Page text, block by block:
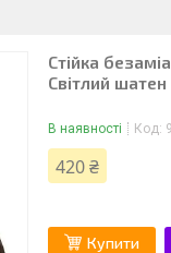
Стійка
Світлий
В наявності Код:
420 ₴
Купити